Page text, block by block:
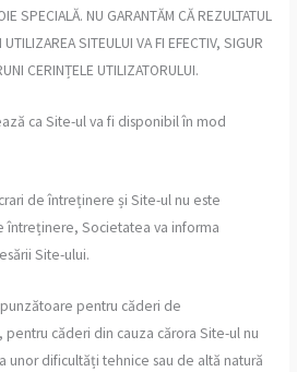
SPECIALĂ. NU GARANTĂM CĂ REZULTATUL
SITEULUI VA FI EFECTIV, SIGUR
CERINȚELE UTILIZATORULUI.
ca Site-ul va fi disponibil în mod
de întreținere și Site-ul nu este
întreținere, Societatea va informa
Site-ului.
pentru căderi de
căderi din cauza cărora Site-ul nu
unor dificultăți tehnice sau de altă natură